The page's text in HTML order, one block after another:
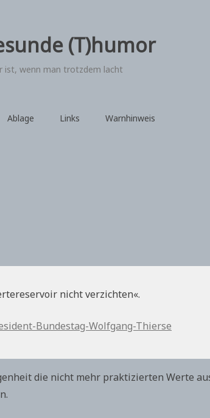
(T)humor
ist, wenn man trotzdem lacht
Ablage Links Warnhinweis
nicht verzichten«.
Bundestag-Wolfgang-Thierse
die nicht mehr praktizierten Werte